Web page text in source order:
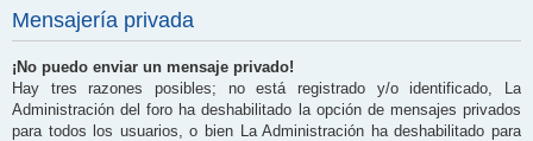
Mensajería privada
¡No puedo enviar un mensaje privado!
Hay tres razones posibles; no está registrado y/o identificado, La
Administración del foro ha deshabilitado la opción de mensajes privados
para todos los usuarios, o bien La Administración ha deshabilitado para